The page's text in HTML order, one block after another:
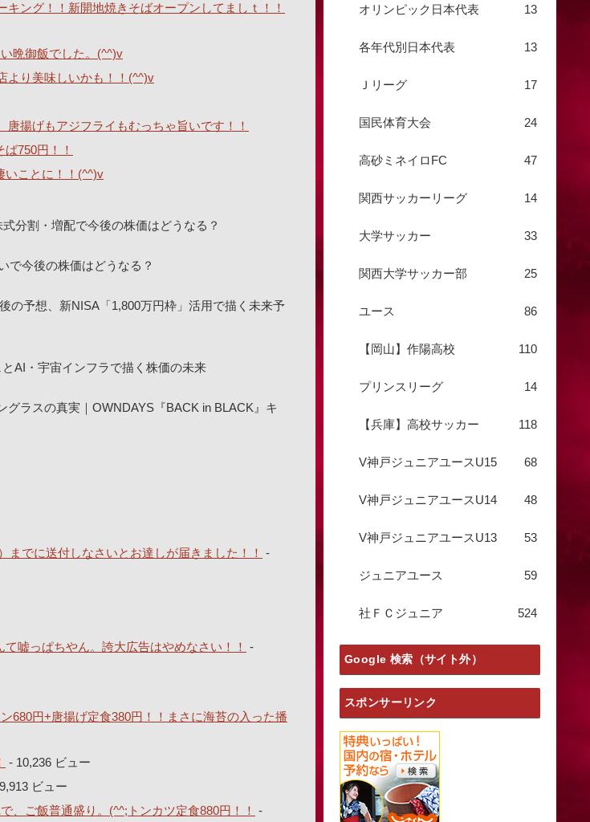
ング！！新開地焼きそばオープンしてましｔ！！
晩御飯でした。(^^)v
より美味しいかも！！(^^)v
揚げもアジフライもむっちゃ旨いです！！
750円！！
いことに！！(^^)v
分割・増配で今後の株価はどうなる？
で今後の株価はどうなる？
の予想、新NISA「1,800万円枠」活用で描く未来予
AI・宇宙インフラで描く株価の未来
グラスの真実｜OWNDAYS『BACK in BLACK』キ
でに送付しなさいとお達しが届きました！！ -
嘘っぱちやん。誇大広告はやめなさい！！ -
680円+唐揚げ定食380円！！まさに海苔の入った播
- 10,236 ビュー
ビュー
、ご飯普通盛り。(^^;トンカツ定食880円！！ -
オリンピック日本代表 13
各年代別日本代表 13
Ｊリーグ 17
国民体育大会 24
高砂ミネイロFC 47
関西サッカーリーグ 14
大学サッカー 33
関西大学サッカー部 25
ユース 86
【岡山】作陽高校 110
プリンスリーグ 14
【兵庫】高校サッカー 118
V神戸ジュニアユースU15 68
V神戸ジュニアユースU14 48
V神戸ジュニアユースU13 53
ジュニアユース 59
社ＦＣジュニア 524
Google 検索（サイト外）
スポンサーリンク